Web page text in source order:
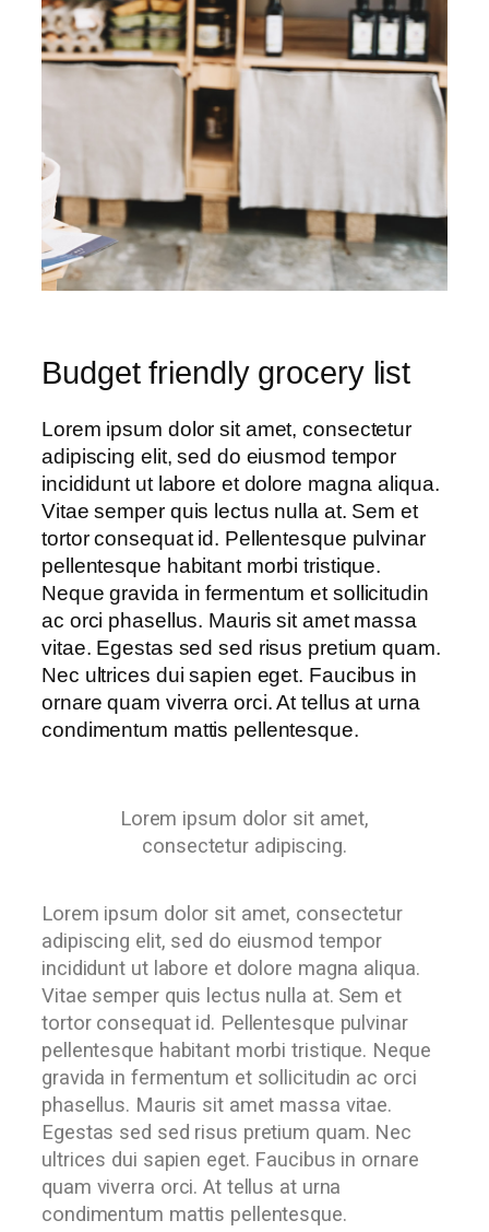
Budget friendly grocery list
Lorem ipsum dolor sit amet, consectetur
adipiscing elit, sed do eiusmod tempor
incididunt ut labore et dolore magna aliqua.
Vitae semper quis lectus nulla at. Sem et
tortor consequat id. Pellentesque pulvinar
pellentesque habitant morbi tristique.
Neque gravida in fermentum et sollicitudin
ac orci phasellus. Mauris sit amet massa
vitae. Egestas sed sed risus pretium quam.
Nec ultrices dui sapien eget. Faucibus in
ornare quam viverra orci. At tellus at urna
condimentum mattis pellentesque.
Lorem ipsum dolor sit amet,
consectetur adipiscing.
Lorem ipsum dolor sit amet, consectetur
adipiscing elit, sed do eiusmod tempor
incididunt ut labore et dolore magna aliqua.
Vitae semper quis lectus nulla at. Sem et
tortor consequat id. Pellentesque pulvinar
pellentesque habitant morbi tristique. Neque
gravida in fermentum et sollicitudin ac orci
phasellus. Mauris sit amet massa vitae.
Egestas sed sed risus pretium quam. Nec
ultrices dui sapien eget. Faucibus in ornare
quam viverra orci. At tellus at urna
condimentum mattis pellentesque.